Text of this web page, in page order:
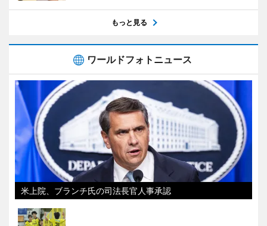
もっと見る
ワールドフォトニュース
米上院、ブランチ氏の司法長官人事承認